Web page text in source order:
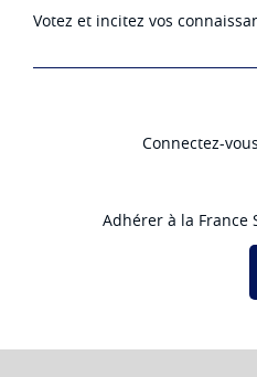
Votez et incitez vos
Connectez-
Adhérer à la